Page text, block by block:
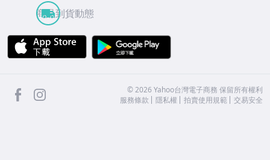
商品到貨動態
APP Store
facebook ©2026 Yahoo台灣電子商務 保留所有權利
服務條款
隱私權 拍賣使用規範 交易安全